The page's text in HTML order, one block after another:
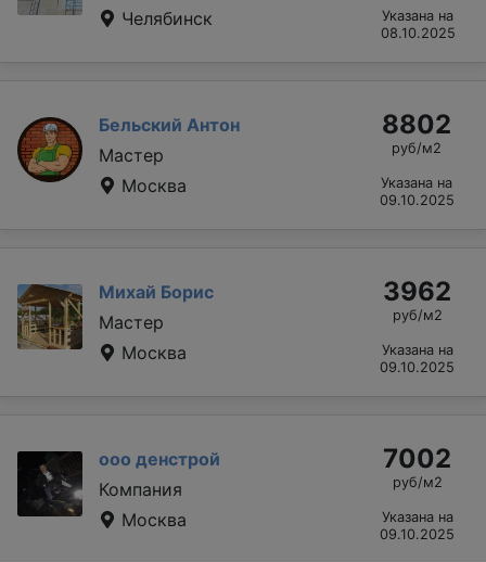
Челябинск
Указана на
08.10.2025
Бельский Антон
Мастер
Москва
8802
руб/м2
Указана на
09.10.2025
Михай Борис
Мастер
Москва
3962
руб/м2
Указана на
09.10.2025
ооо денстрой
Компания
Москва
7002
руб/м2
Указана на
09.10.2025